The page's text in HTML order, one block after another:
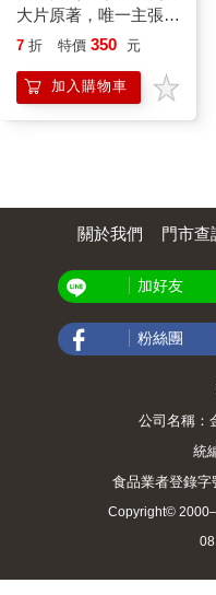
大片原著，唯一主張
【奧德賽作者是女性】
7 折 特價 350 元
加入購物車
關於我們 門市查
加好友
粉絲團
公司名稱：
統
食品業者登錄字
Copyright©